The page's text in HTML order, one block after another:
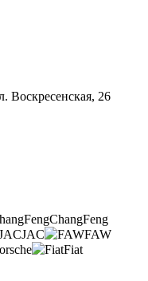
Воскресенская, 26
ChangFeng
JAC
FAW
Fiat